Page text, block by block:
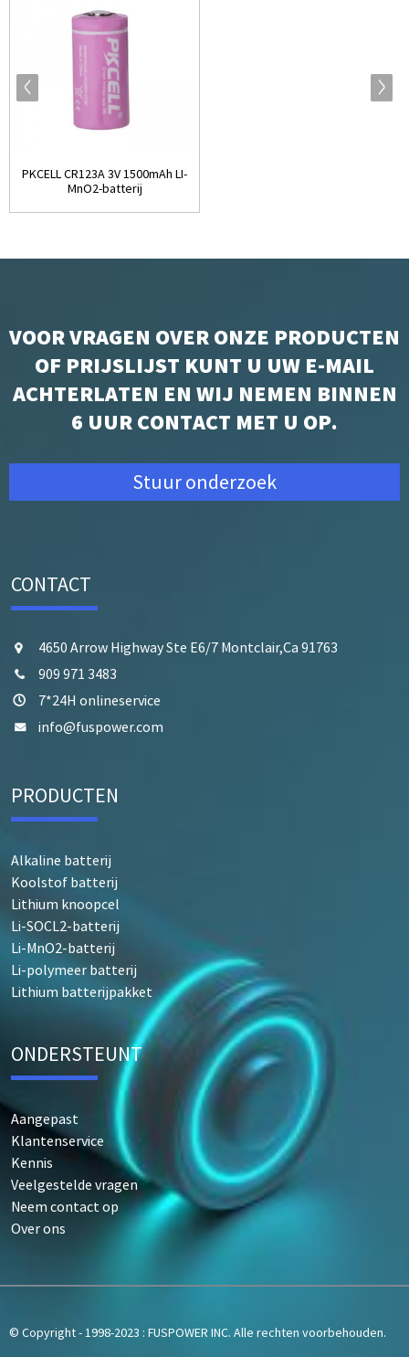
PKCELL CR123A 3V 1500mAh LI-
MnO2-batterij
VOOR VRAGEN OVER ONZE PRODUCTEN
OF PRIJSLIJST KUNT U UW E-MAIL
ACHTERLATEN EN WIJ NEMEN BINNEN
6 UUR CONTACT MET U OP.
Stuur onderzoek
CONTACT
4650 Arrow Highway Ste E6/7 Montclair,Ca 91763
909 971 3483
7*24H onlineservice
info@fuspower.com
PRODUCTEN
Alkaline batterij
Koolstof batterij
Lithium knoopcel
Li-SOCL2-batterij
Li-MnO2-batterij
Li-polymeer batterij
Lithium batterijpakket
ONDERSTEUNT
Aangepast
Klantenservice
Kennis
Veelgestelde vragen
Neem contact op
Over ons
© Copyright - 1998-2023 : FUSPOWER INC. Alle rechten voorbehouden.